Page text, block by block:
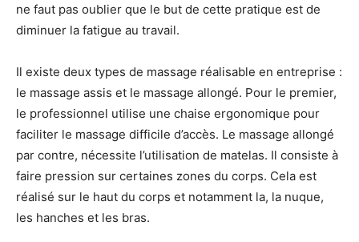
ne faut pas oublier que le but de cette pratique est de
diminuer la fatigue au travail.
Il existe deux types de massage réalisable en entreprise :
le massage assis et le massage allongé. Pour le premier,
le professionnel utilise une chaise ergonomique pour
faciliter le massage difficile d’accès. Le massage allongé
par contre, nécessite l’utilisation de matelas. Il consiste à
faire pression sur certaines zones du corps. Cela est
réalisé sur le haut du corps et notamment la, la nuque,
les hanches et les bras.